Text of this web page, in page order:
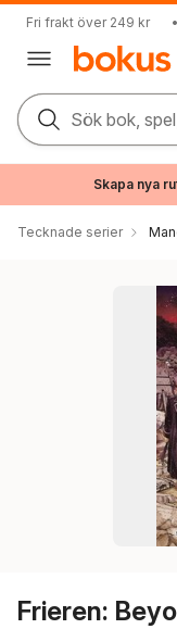
Fri frakt över 249 kr •
Sök bok,
Skapa nya
Tecknade serier
Frieren: